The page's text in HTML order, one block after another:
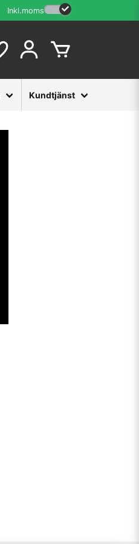
Inkl.moms
Kundtjänst